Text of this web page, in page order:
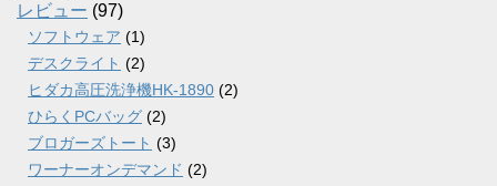
レビュー (97)
ソフトウェア (1)
デスクライト (2)
ヒダカ高圧洗浄機HK-1890 (2)
ひらくPCバッグ (2)
ブロガーズトート (3)
ワーナーオンデマンド (2)